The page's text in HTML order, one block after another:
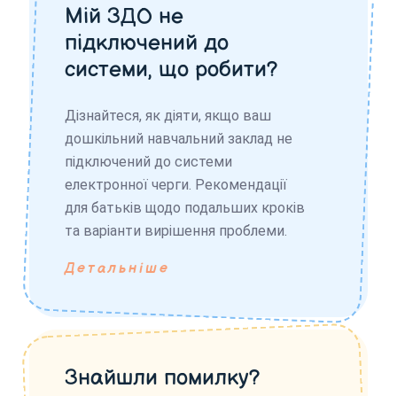
Мій ЗДО не
підключений до
системи, що робити?
Дізнайтеся, як діяти, якщо ваш
дошкільний навчальний заклад не
підключений до системи
електронної черги. Рекомендації
для батьків щодо подальших кроків
та варіанти вирішення проблеми.
Детальніше
Знайшли помилку?